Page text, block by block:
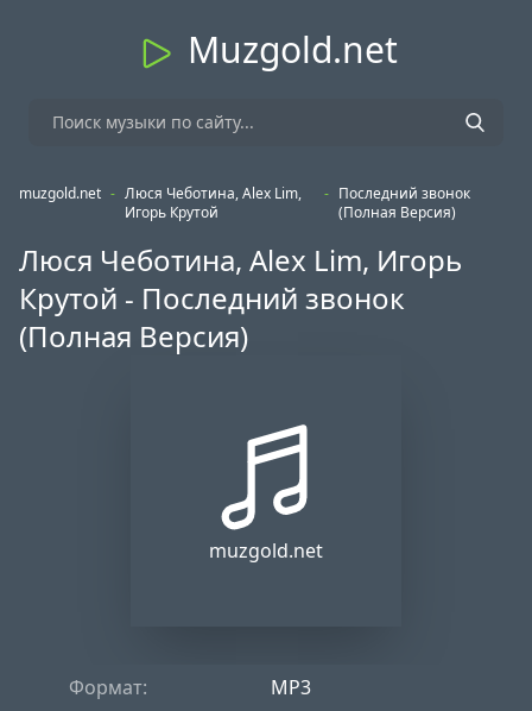
Muzgold.net
muzgold.net - Люся Чеботина, Alex Lim,
Игорь Крутой
- Последний звонок
(Полная Версия)
Люся Чеботина, Alex Lim, Игорь
Крутой - Последний звонок
(Полная Версия)
muzgold.net
Формат:
MP3